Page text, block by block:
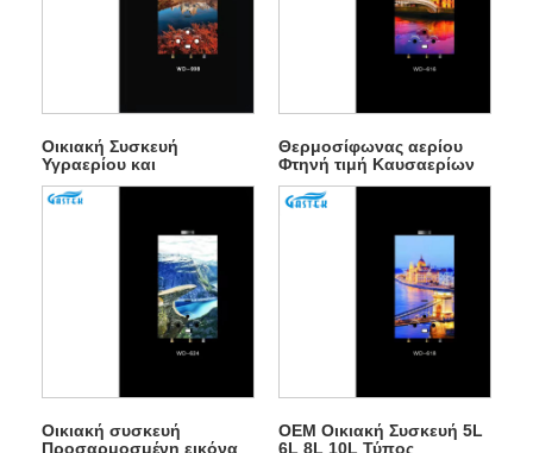
Οικιακή Συσκευή
Υγραερίου και
Θερμοσίφωνας Φυσικού
Αερίου Στιγμιαίου Αερίου
Θερμοσίφωνας αερίου
Φτηνή τιμή Καυσαερίων
Τύπος Θερμοσίφωνας
Αερίου χωρίς δεξαμενή
Οικιακή συσκευή
Προσαρμοσμένη εικόνα
OEM Οικιακή Συσκευή 5L
6L 8L 10L Τύπος